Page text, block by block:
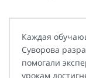
Каждая
Суворова
помогали
урокам